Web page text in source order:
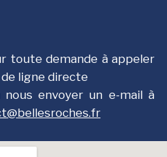
toute demande à appeler
ligne directe
envoyer un e-mail à